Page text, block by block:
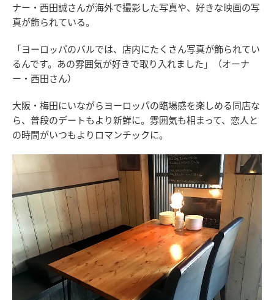
ナー・西田誠さんが海外で撮影した写真や、好きな映画の写
真が飾られている。
「ヨーロッパのバルでは、店内にたくさん写真が飾られてい
るんです。あの雰囲気が好きで取り入れました」（オーナ
ー・西田さん）
大阪・梅田にいながらヨーロッパの臨場感を楽しめる同店な
ら、普段のデートもより新鮮に。雰囲気も相まって、恋人と
の時間がいつもよりロマンチックに。